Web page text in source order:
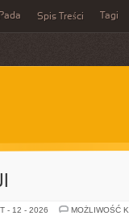
Pada Spis Treści Tagi
- 12 - 2026
MOŻLIWOŚĆ